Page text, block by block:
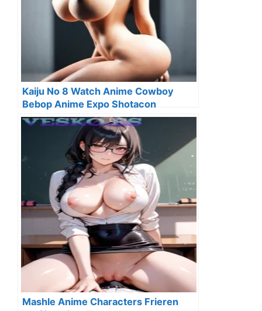
Kaiju No 8 Watch Anime Cowboy
Bebop Anime Expo Shotacon
Mashle Anime Characters Frieren